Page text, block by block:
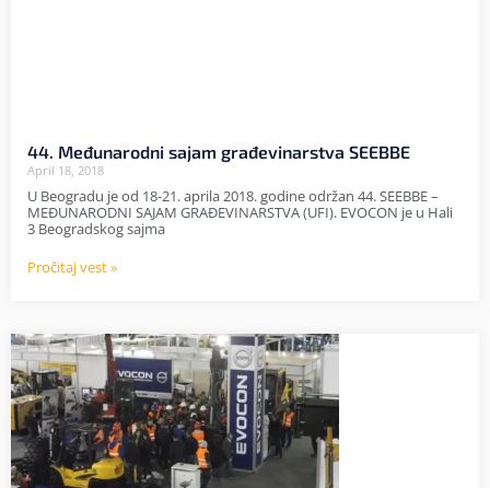
44. Međunarodni sajam građevinarstva SEEBBE
April 18, 2018
U Beogradu je od 18-21. aprila 2018. godine održan 44. SEEBBE –
MEĐUNARODNI SAJAM GRAĐEVINARSTVA (UFI). EVOCON je u Hali
3 Beogradskog sajma
Pročitaj vest »